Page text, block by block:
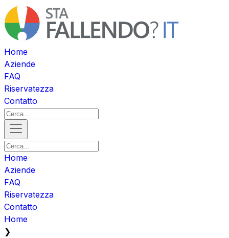
Home
Aziende
FAQ
Riservatezza
Contatto
Home
Aziende
FAQ
Riservatezza
Contatto
Home
❯